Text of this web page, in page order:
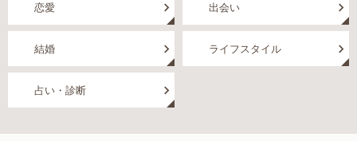
恋愛 出会い
結婚 ライフスタイル
占い・診断